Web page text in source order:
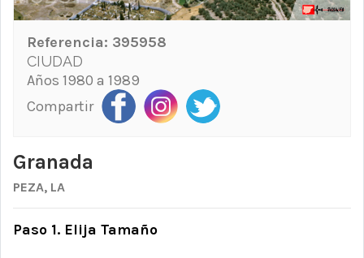
Referencia: 395958
CIUDAD
Años 1980 a 1989
Compartir
Granada
PEZA, LA
Paso 1. Elija Tamaño